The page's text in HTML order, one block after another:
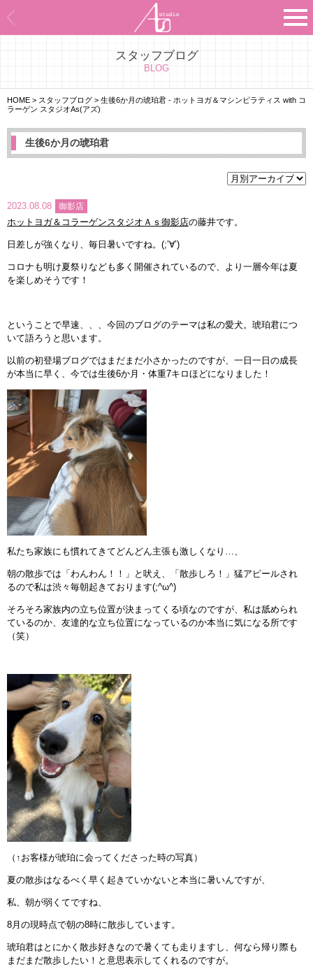
スタッフブログ
BLOG
HOME > スタッフブログ > 生後6か月の琥珀君 - ホットヨガ＆マシンピラティス with コ
ラーゲン スタジオAs(アズ)
生後6か月の琥珀君
2023.08.08 御影店
ホットヨガ＆コラーゲンスタジオＡｓ御影店の藤井です。
日差しが強くなり、毎日暑いですね。(;’∀’)
コロナも明け夏祭りなども多く開催されているので、より一層今年は夏
を楽しめそうです！
ということで早速、、、今回のブログのテーマは私の愛犬。琥珀君につ
いて語ろうと思います。
以前の初登場ブログではまだまだ小さかったのですが、一日一日の成長
が本当に早く、今では生後6か月・体重7キロほどになりました！
私たち家族にも慣れてきてどんどん主張も激しくなり…、
朝の散歩では「わんわん！！」と吠え、「散歩しろ！」猛アピールされ
るので私は渋々毎朝起きております(;^ω^)
そろそろ家族内の立ち位置が決まってくる頃なのですが、私は舐められ
ているのか、友達的な立ち位置になっているのか本当に気になる所です
（笑）
（↑お客様が琥珀に会ってくださった時の写真）
夏の散歩はなるべく早く起きていかないと本当に暑いんですが、
私、朝が弱くてですね、
8月の現時点で朝の8時に散歩しています。
琥珀君はとにかく散歩好きなので暑くても走りますし、何なら帰り際も
まだまだ散歩したい！と意思表示してくれるのですが。
Asのコンセプト
Asのナビゲーションシステム
施設紹介
エビデンス
インストラクターのメッセージ
会社案内
採用情報